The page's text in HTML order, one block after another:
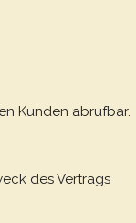
Kunden abrufbar.
des Vertrags